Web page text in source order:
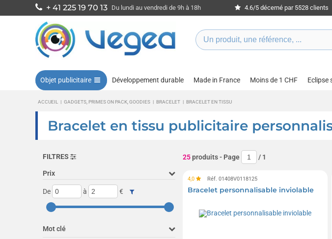
+ 41 225 19 70 13 Du lundi au vendredi de 9h à 18h 4.6/5 décerné par 5528 clients
Objet publicitaire Développement durable Made in France Moins de 1 CHF Eclipse
ACCUEIL | GADGETS, PRIMES ON PACK, GOODIES | BRACELET | BRACELET EN TISSU
Bracelet en tissu publicitaire
FILTRES
Prix
De à €
Mot clé
25produits- Page / 1
4,0 Réf. 01408V0118125
Bracelet personnalisable inviolable